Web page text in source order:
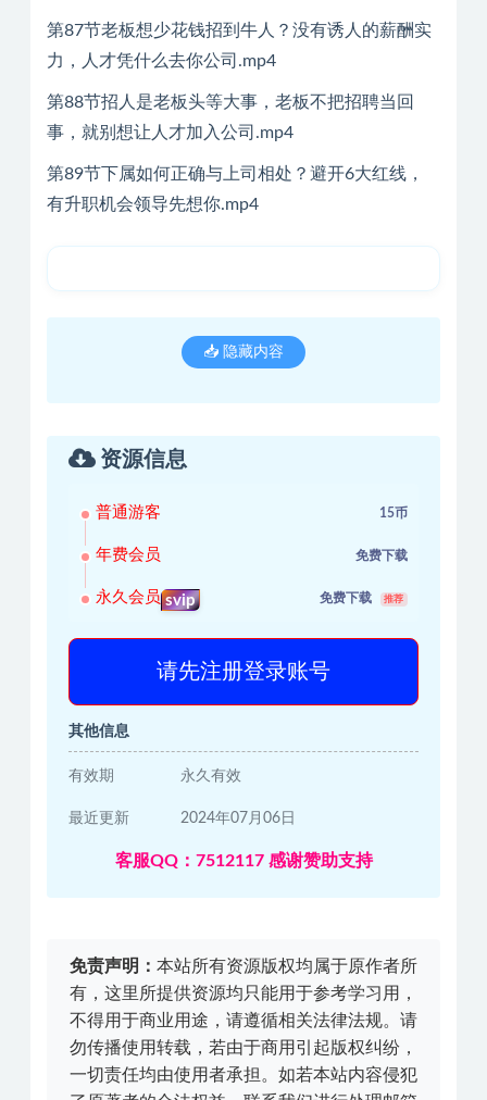
第87节老板想少花钱招到牛人？没有诱人的薪酬实
力，人才凭什么去你公司.mp4
第88节招人是老板头等大事，老板不把招聘当回
事，就别想让人才加入公司.mp4
第89节下属如何正确与上司相处？避开6大红线，
有升职机会领导先想你.mp4
📥 隐藏内容
资源信息
普通游客 15币
年费会员 免费下载
永久会员 svip 免费下载 推荐
请先注册登录账号
其他信息
有效期 永久有效
最近更新 2024年07月06日
客服QQ：7512117 感谢赞助支持
免责声明： 本站所有资源版权均属于原作者所
有，这里所提供资源均只能用于参考学习用，
不得用于商业用途，请遵循相关法律法规。请
勿传播使用转载，若由于商用引起版权纠纷，
一切责任均由使用者承担。如若本站内容侵犯